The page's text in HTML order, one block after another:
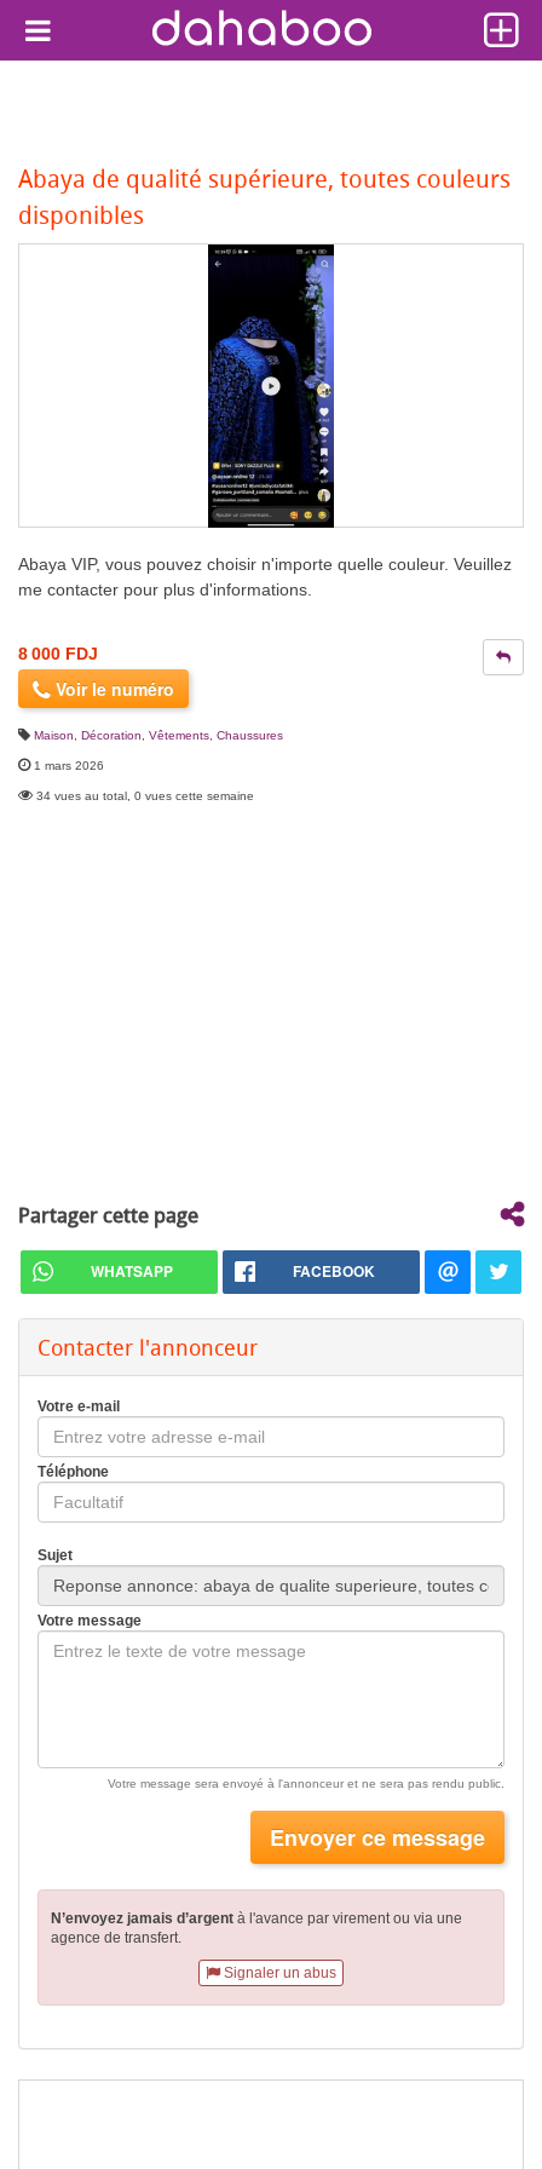
Abaya de qualité supérieure, toutes couleurs
disponibles
Abaya VIP, vous pouvez choisir n'importe quelle couleur. Veuillez
me contacter pour plus d'informations.
8 000 FDJ
Voir le numéro
Maison, Décoration Vêtements, Chaussures
1 mars 2026
34 vues au total, 0 vues cette semaine
Partager cette page
WHATSAPP FACEBOOK
Contacter l'annonceur
Votre e-mail
Téléphone
Sujet
Votre message
Votre message sera envoyé à l'annonceur et ne sera pas rendu public.
Envoyer ce message
N’envoyez jamais d’argent à l'avance par virementou via une
agence de transfert.
Signaler un abus